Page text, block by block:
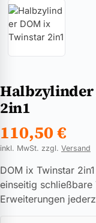
Halbzylinder
2in1
110,50€
inkl. MwSt. zzgl. Versand
DOM ix Twinstar
einseitig schließbare
Erweiterungen